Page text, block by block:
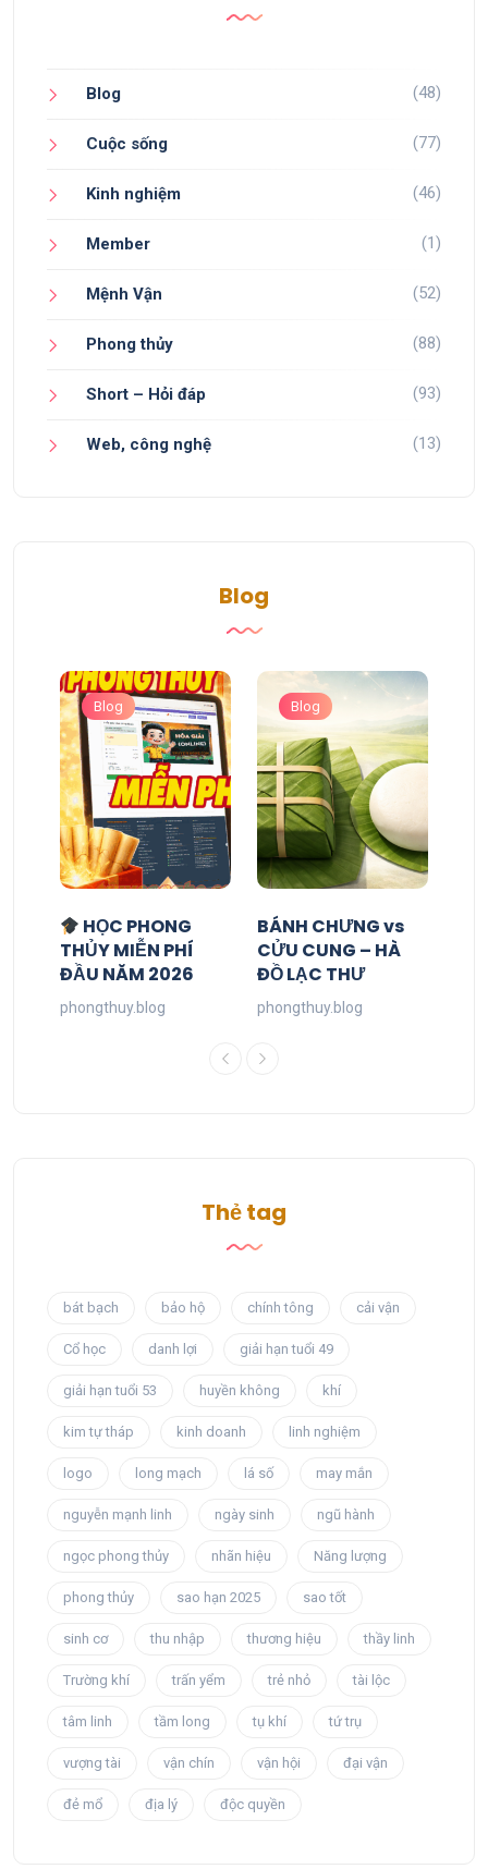
Blog (48)
Cuộc sống (77)
Kinh nghiệm (46)
Member (1)
Mệnh Vận (52)
Phong thủy (88)
Short – Hỏi đáp (93)
Web, công nghệ (13)
Blog
Blog
HỌC PHONG
THỦY MIỄN PHÍ
ĐẦU NĂM 2026
phongthuy.blog
Blog
BÁNH CHƯNG vs
CỬU CUNG – HÀ
ĐỒ LẠC THƯ
phongthuy.blog
Thẻ tag
bát bạch bảo hộ chính tông cải vận
Cổ học danh lợi giải hạn tuổi 49
giải hạn tuổi 53 huyền không khí
kim tự tháp kinh doanh linh nghiệm
logo long mạch lá số may mắn
nguyễn mạnh linh ngày sinh ngũ hành
ngọc phong thủy nhãn hiệu Năng lượng
phong thủy sao hạn 2025 sao tốt
sinh cơ thu nhập thương hiệu thầy linh
Trường khí trấn yểm trẻ nhỏ tài lộc
tâm linh tầm long tụ khí tứ trụ
vượng tài vận chín vận hội đại vận
đẻ mổ địa lý độc quyền